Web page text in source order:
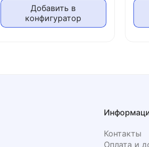
Добавить в
конфигуратор
Контакты
Оплата и